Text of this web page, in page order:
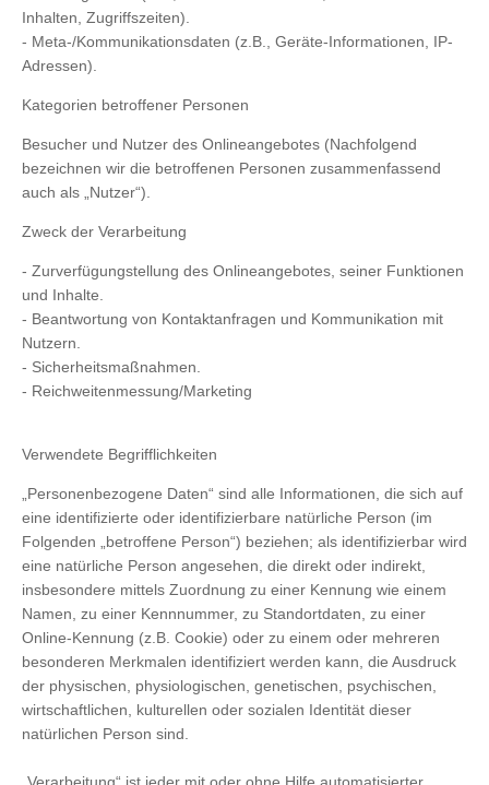
Inhalten, Zugriffszeiten).
- Meta-/Kommunikationsdaten (z.B., Geräte-Informationen, IP-
Adressen).
Kategorien betroffener Personen
Besucher und Nutzer des Onlineangebotes (Nachfolgend
bezeichnen wir die betroffenen Personen zusammenfassend
auch als „Nutzer“).
Zweck der Verarbeitung
- Zurverfügungstellung des Onlineangebotes, seiner Funktionen
und Inhalte.
- Beantwortung von Kontaktanfragen und Kommunikation mit
Nutzern.
- Sicherheitsmaßnahmen.
- Reichweitenmessung/Marketing
Verwendete Begrifflichkeiten
„Personenbezogene Daten“ sind alle Informationen, die sich auf
eine identifizierte oder identifizierbare natürliche Person (im
Folgenden „betroffene Person“) beziehen; als identifizierbar wird
eine natürliche Person angesehen, die direkt oder indirekt,
insbesondere mittels Zuordnung zu einer Kennung wie einem
Namen, zu einer Kennnummer, zu Standortdaten, zu einer
Online-Kennung (z.B. Cookie) oder zu einem oder mehreren
besonderen Merkmalen identifiziert werden kann, die Ausdruck
der physischen, physiologischen, genetischen, psychischen,
wirtschaftlichen, kulturellen oder sozialen Identität dieser
natürlichen Person sind.